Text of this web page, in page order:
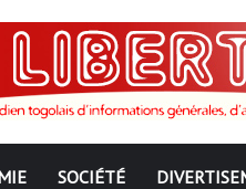
SOCIÉTÉ